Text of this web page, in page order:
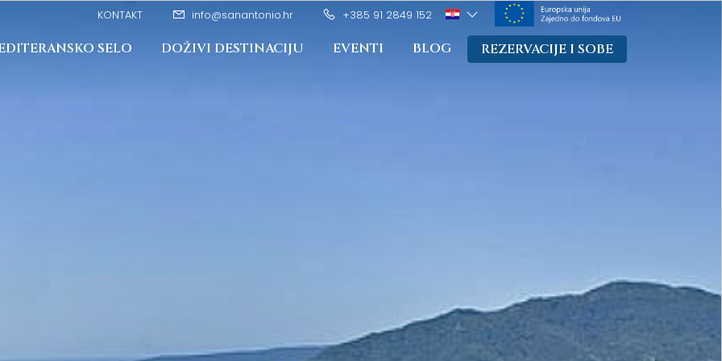
KONTAKT info@sanantonio.hr +385 91 2849 152
SELO DOŽIVI DESTINACIJU EVENTI BLOG REZERVACIJE I SOBE